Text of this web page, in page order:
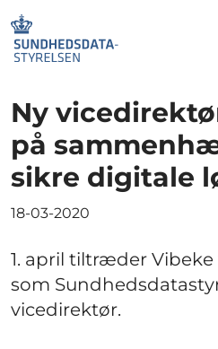
Ny
på
sikre digitale
18-03-2020
1. april tiltræder
som
vicedirektør.